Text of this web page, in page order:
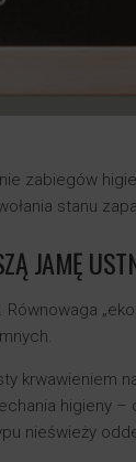
zabiegów
stanu
JAMĘ
krwawieniem
higieny –
nieświeży